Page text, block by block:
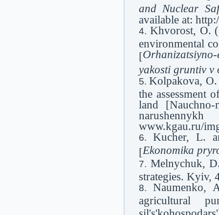
and Nuclear
available at:
Khvorost, O.
environmental
[
yakosti gruntiv v
Kolpakova, O.
the assessment
land [Nauchno-
www.kgau.ru/
Kucher, L.
[Ekonomika
Melnychuk,
strategies. Kyiv,
Naumenko,
agricultural